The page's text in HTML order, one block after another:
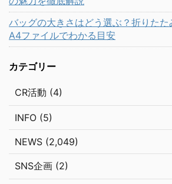
バッグの大きさはどう選ぶ？折りたた
A4ファイルでわかる目安
カテゴリー
CR活動 (4)
INFO (5)
NEWS (2,049)
SNS企画 (2)